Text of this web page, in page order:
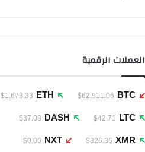
العملات الرقمية
BTC
$62,911.06
ETH
$1,673.33
LTC
$42.71
DASH
$37.08
XMR
$326.36
NXT
$0.00